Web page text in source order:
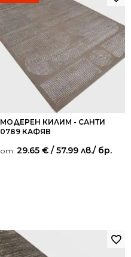
МОДЕРЕН КИЛИМ - САНТИ
0789 КАФЯВ
от: 29.65 € / 57.99 лв./ бр.